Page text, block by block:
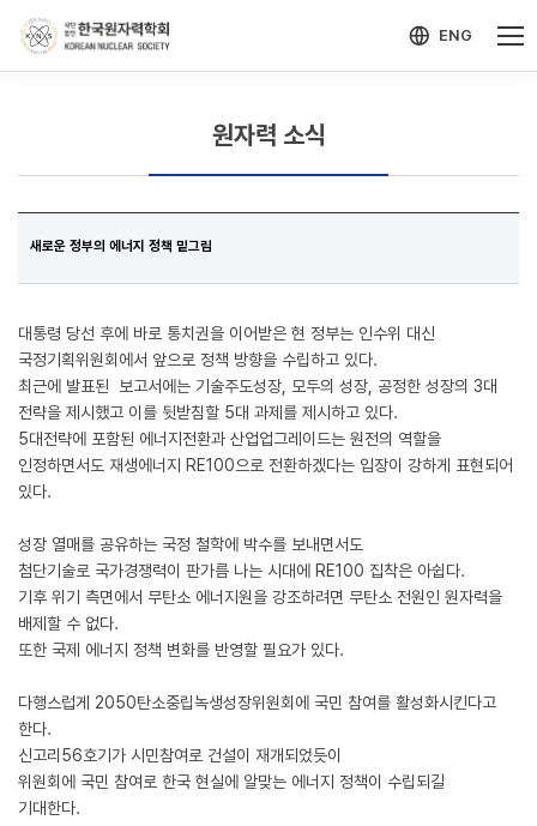
ENG
원자력 소식
새로운 정부의 에너지 정책 밑그림
대통령 당선 후에 바로 통치권을 이어받은 현 정부는 인수위 대신
국정기획위원회에서 앞으로 정책 방향을 수립하고 있다.
최근에 발표된 보고서에는 기술주도성장, 모두의 성장, 공정한 성장의 3대
전략을 제시했고 이를 뒷받침할 5대 과제를 제시하고 있다.
5대전략에 포함된 에너지전환과 산업업그레이드는 원전의 역할을
인정하면서도 재생에너지 RE100으로 전환하겠다는 입장이 강하게 표현되어
있다.
성장 열매를 공유하는 국정 철학에 박수를 보내면서도
첨단기술로 국가경쟁력이 판가름 나는 시대에 RE100 집착은 아쉽다.
기후 위기 측면에서 무탄소 에너지원을 강조하려면 무탄소 전원인 원자력을
배제할 수 없다.
또한 국제 에너지 정책 변화를 반영할 필요가 있다.
다행스럽게 2050탄소중립녹생성장위원회에 국민 참여를 활성화시킨다고
한다.
신고리56호기가 시민참여로 건설이 재개되었듯이
위원회에 국민 참여로 한국 현실에 알맞는 에너지 정책이 수립되길
기대한다.